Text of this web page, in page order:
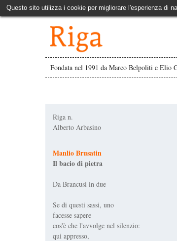
Questo sito utilizza i cookie per migliorare l'esperienza di
Fondata nel 1991 da Marco Belpoliti e Elio
Riga n.
Alberto Arbasino
Manlio Brusatin
Il bacio di pietra
Da Brancusi in due
Se di questi sassi, uno
facesse sapere
cos'è che l'avvolge nel silenzio:
qui appresso,